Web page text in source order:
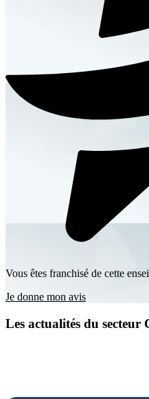
Vous êtes franchisé de cette
Je donne mon avis
Les actualités du secteur